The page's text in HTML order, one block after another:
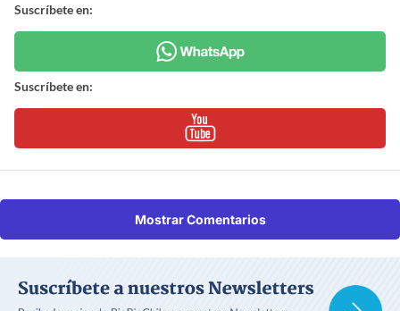
Suscríbete en:
Suscríbete en:
Mostrar Comentarios